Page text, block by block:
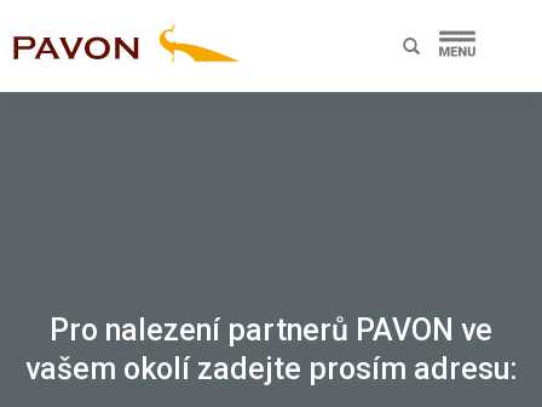
Pro nalezení partnerů PAVON ve
vašem okolí zadejte prosím adresu: